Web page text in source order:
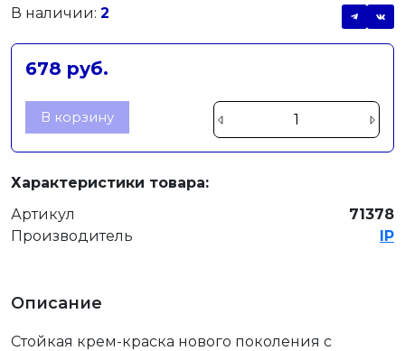
В наличии: 2
678 руб.
В корзину
Характеристики товара:
Артикул
71378
Производитель
IP
Описание
Стойкая крем-краска нового поколения с